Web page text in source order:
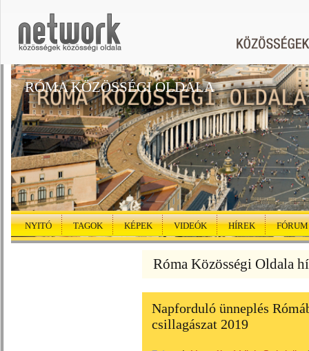
RÓMA KÖZÖSSÉGI OLDALA
NYITÓ TAGOK KÉPEK VIDEÓK HÍREK FÓRUM
Róma Közösségi Oldala
Napforduló ünneplés
csillagászat 2019